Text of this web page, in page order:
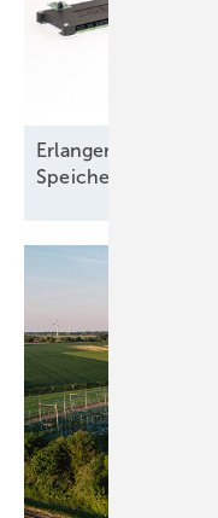
Erlanger Forscher
Speicher auf Basis